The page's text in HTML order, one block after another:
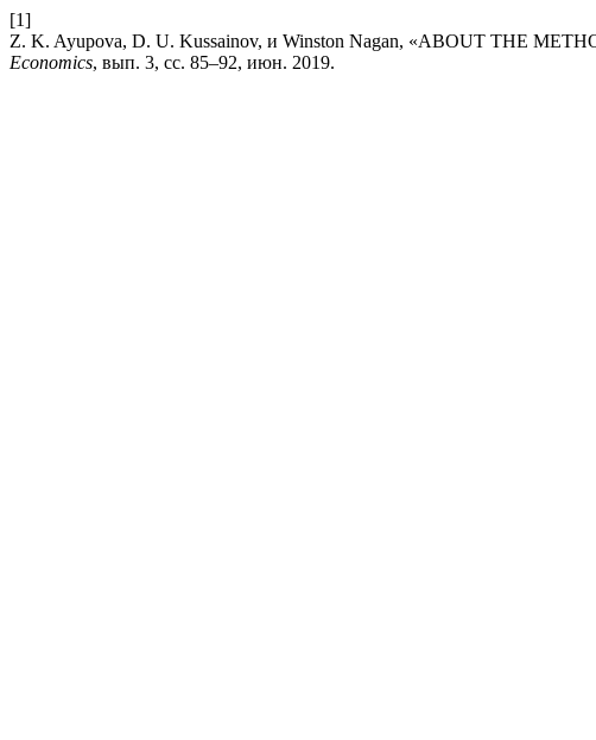
[1]
Z. K. Ayupova, D. U. Kussainov, и Winston Nagan, «ABOUT THE
Economics, вып. 3, сс. 85–92, июн. 2019.